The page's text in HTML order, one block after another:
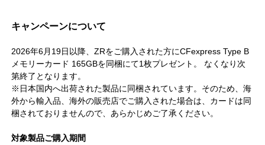
キャンペーンについて
2026年6月19日以降、ZRをご購入された方にCFexpress Type B
メモリーカード 165GBを同梱にて1枚プレゼント。 なくなり次
第終了となります。
※日本国内へ出荷された製品に同梱されています。そのため、海
外から輸入品、海外の販売店でご購入された場合は、カードは同
梱されておりませんので、あらかじめご了承ください。
対象製品ご購入期間